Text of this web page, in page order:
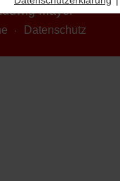
Mayer
Datenschutz